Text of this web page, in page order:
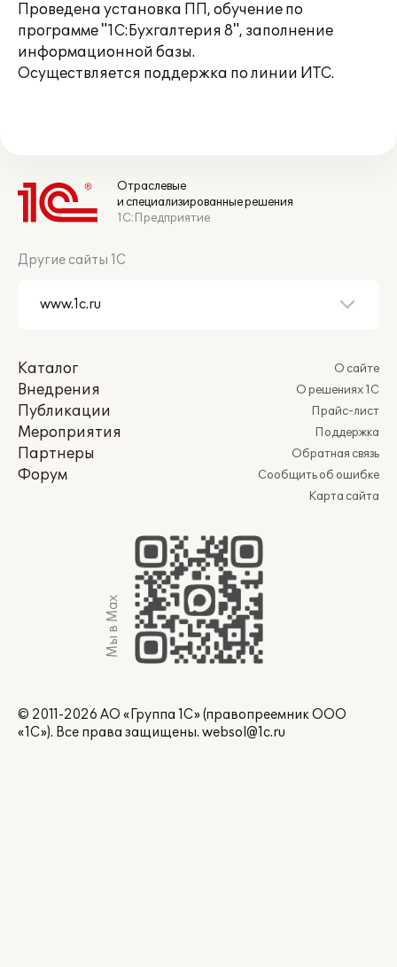
Проведена установка ПП, обучение по
программе "1С:Бухгалтерия 8", заполнение
информационной базы.
Осуществляется поддержка по линии ИТС.
Отраслевые
и специализированные решения
1С:Предприятие
Другие сайты 1С
Каталог
Внедрения
Публикации
Мероприятия
Партнеры
Форум
О сайте
О решениях 1С
Прайс-лист
Поддержка
Обратная связь
Сообщить об ошибке
Карта сайта
Мы в Max
© 2011-2026 АО «Группа 1С» (правопреемник ООО
«1С»). Все права защищены. websol@1c.ru